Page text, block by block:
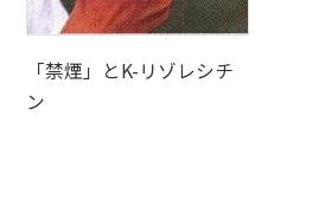
「禁煙」とK-リゾレシチ
ン